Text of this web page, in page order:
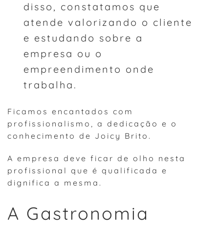
disso, constatamos que
atende valorizando o cliente
e estudando sobre a
empresa ou o
empreendimento onde
trabalha.
Ficamos encantados com
profissionalismo, a dedicação e o
conhecimento de Joicy Brito.
A empresa deve ficar de olho nesta
profissional que é qualificada e
dignifica a mesma.
A Gastronomia